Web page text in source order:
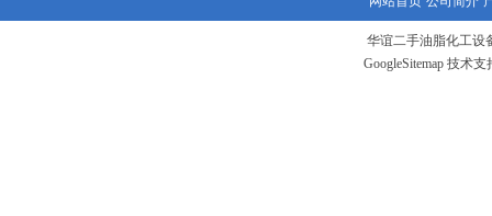
华谊二手油脂化工设
GoogleSitemap 技术支